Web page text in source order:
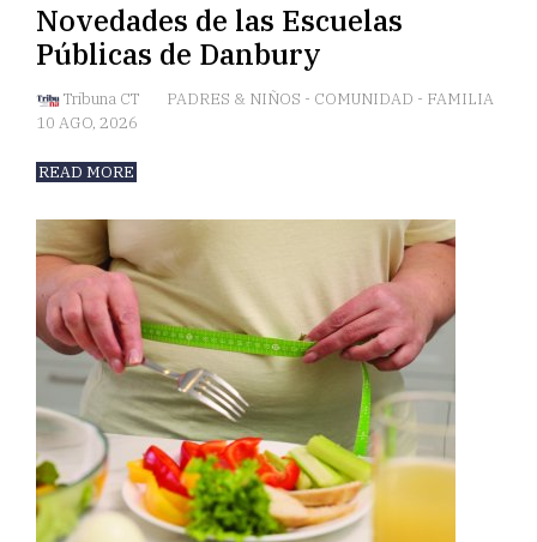
Novedades de las Escuelas
Públicas de Danbury
Tribuna CT PADRES & NIÑOS - COMUNIDAD - FAMILIA
10 AGO, 2026
READ MORE